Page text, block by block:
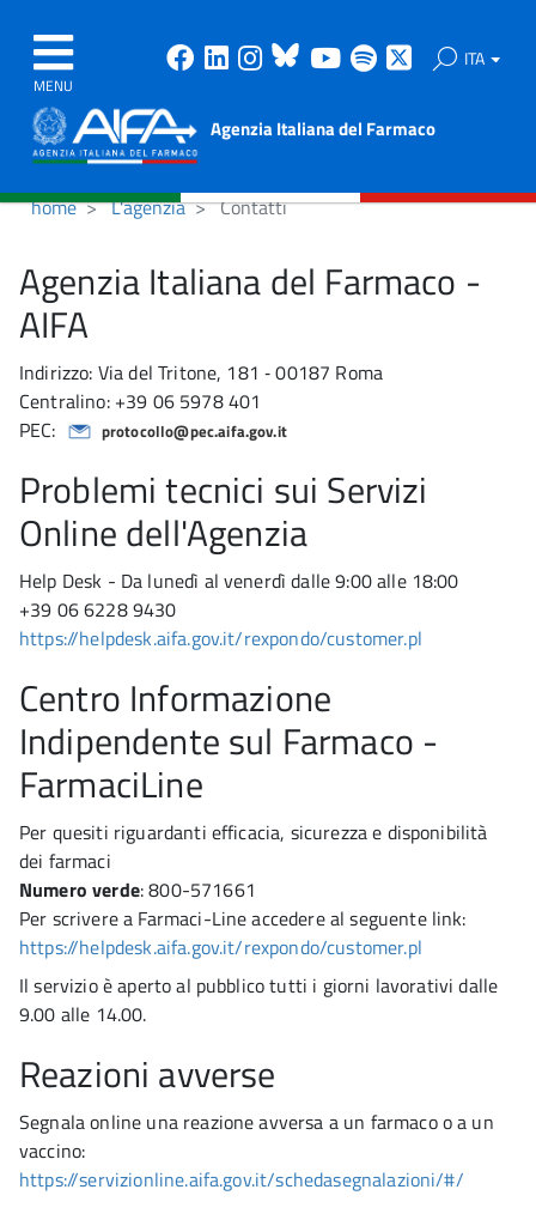
MENU
Facebook
Linkedin
Instagram
Bluesky
Youtube
Spotify ITA
Agenzia Italiana del Farmaco
home L'agenzia Contatti
Agenzia Italiana del Farmaco -
AIFA
Indirizzo: Via del Tritone, 181 ‐ 00187 Roma
Centralino: +39 06 5978 401
PEC:
protocollo@pec.aifa.gov.it
Problemi tecnici sui Servizi
Online dell'Agenzia
Help Desk - Da lunedì al venerdì dalle 9:00 alle 18:00
+39 06 6228 9430
https://helpdesk.aifa.gov.it/rexpondo/customer.pl
Centro Informazione
Indipendente sul Farmaco -
FarmaciLine
Per quesiti riguardanti efficacia, sicurezza e disponibilità
dei farmaci
Numero verde: 800-571661
Per scrivere a Farmaci-Line accedere al seguente link:
https://helpdesk.aifa.gov.it/rexpondo/customer.pl
Il servizio è aperto al pubblico tutti i giorni lavorativi dalle
9.00 alle 14.00.
Reazioni avverse
Segnala online una reazione avversa a un farmaco o a un
vaccino:
https://servizionline.aifa.gov.it/schedasegnalazioni/#/